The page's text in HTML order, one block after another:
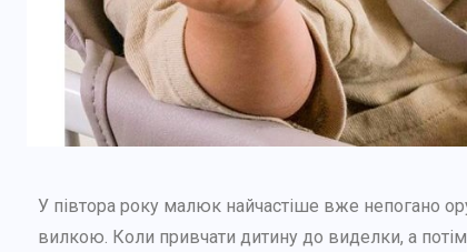
У півтора року малюк найчастіше вже непогано
вилкою. Коли привчати дитину до виделки, а